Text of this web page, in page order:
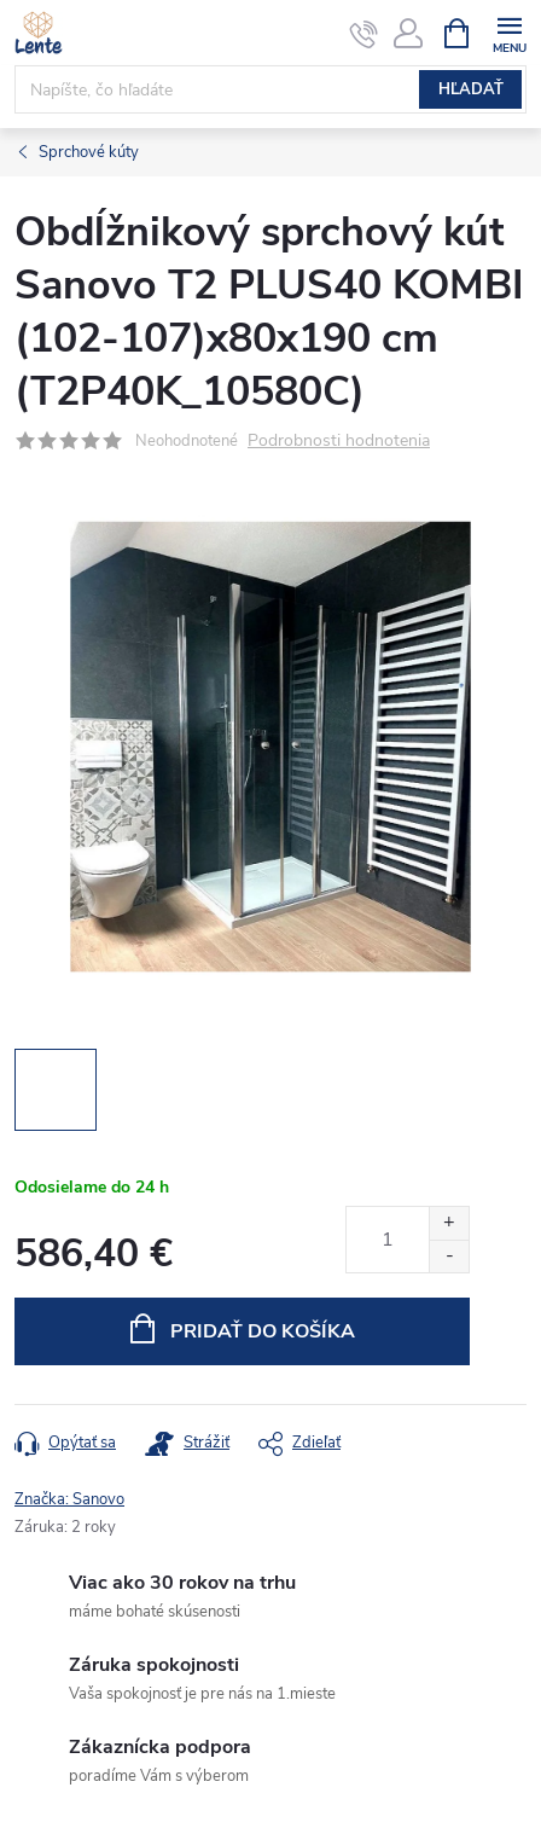
Prejsť
na
obsah
HĽADAŤ
KOŠÍK
Sprchové kúty
Obdĺžnikový sprchový kút
Sanovo T2 PLUS40 KOMBI
(102-107)x80x190 cm
(T2P40K_10580C)
Neohodnotené Podrobnosti hodnotenia
Odosielame do 24 h
586,40 €
PRIDAŤ DO KOŠÍKA
Opýtať sa Strážiť Zdieľať
Značka:Sanovo
Záruka: 2 roky
Viac ako 30 rokov na trhu
máme bohaté skúsenosti
Záruka spokojnosti
Vaša spokojnosť je pre nás na 1.mieste
Zákaznícka podpora
poradíme Vám s výberom